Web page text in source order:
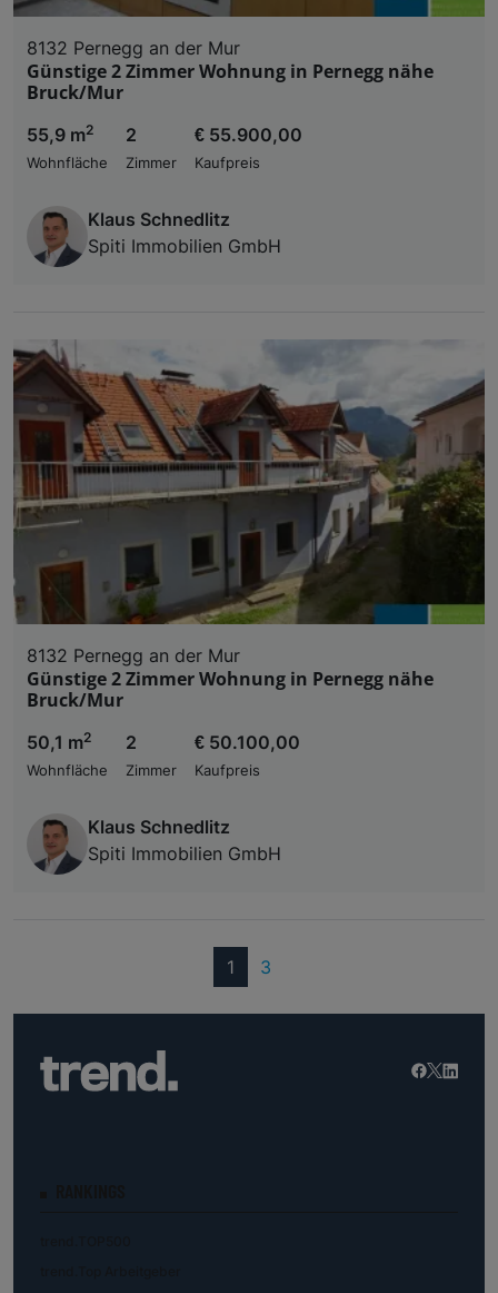
8132 Pernegg an der Mur
Günstige 2 Zimmer Wohnung in Pernegg nähe
Bruck/Mur
55,9 m2
Wohnfläche
2
Zimmer
€ 55.900,00
Kaufpreis
Klaus Schnedlitz
Spiti Immobilien GmbH
8132 Pernegg an der Mur
Günstige 2 Zimmer Wohnung in Pernegg nähe
Bruck/Mur
50,1 m2
Wohnfläche
2
Zimmer
€ 50.100,00
Kaufpreis
Klaus Schnedlitz
Spiti Immobilien GmbH
1 (current)
3